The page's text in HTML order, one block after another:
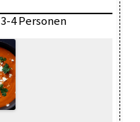
3-4 Personen